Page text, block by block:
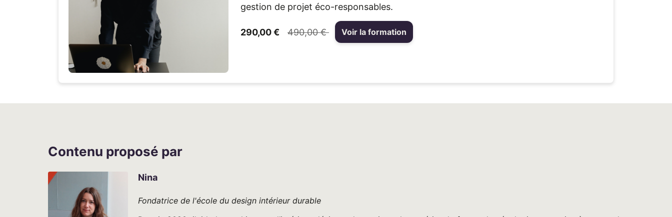
gestion de projet éco-responsables.
290,00 € 490,00 € Voir la formation
Contenu proposé par
Nina
Fondatrice de l'école du design intérieur durable